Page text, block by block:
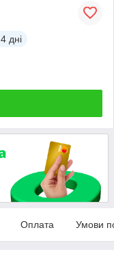
4 дні
Оплата Умови